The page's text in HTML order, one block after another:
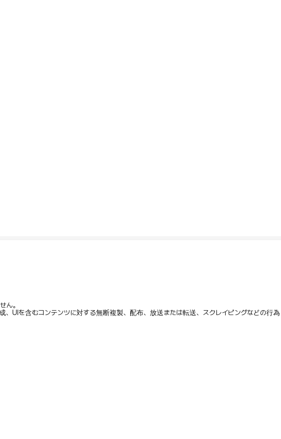
ん。
UIを含むコンテンツに対する無断複製、配布、放送または転送、スクレイピングなどの行為